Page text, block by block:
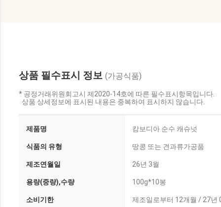
상품 필수표시 정보 (가공식품)
* 공정거래위원회고시 제2020-14호에 따른 필수표시항목입니다.
상품 상세정보에 표시된 내용은 중복하여 표시하지 않습니다.
제품명 캄보디아 순수 캐슈넛
식품의 유형 땅콩 또는 견과류가공품
제조연월일 26년 3월
용량(중량),수량 100g*10봉
소비기한 제조일로부터 12개월 / 27년